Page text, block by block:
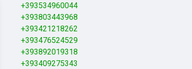
+393534960044
+393803443968
+393421218262
+393476524529
+393892019318
+393409275343